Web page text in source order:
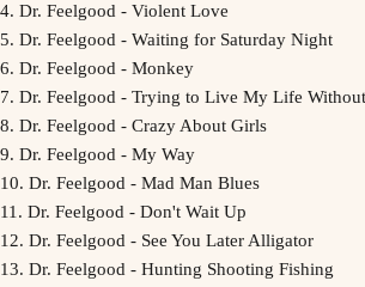
4. Dr. Feelgood - Violent Love
5. Dr. Feelgood - Waiting for Saturday Night
6. Dr. Feelgood - Monkey
7. Dr. Feelgood - Trying to Live My Life
8. Dr. Feelgood - Crazy About Girls
9. Dr. Feelgood - My Way
10. Dr. Feelgood - Mad Man Blues
11. Dr. Feelgood - Don't Wait Up
12. Dr. Feelgood - See You Later Alligator
13. Dr. Feelgood - Hunting Shooting Fishing